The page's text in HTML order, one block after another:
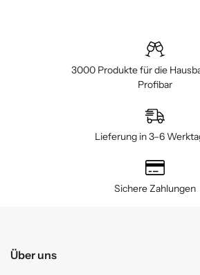
3000 Produkte für die
Profibar
Lieferung in 3–6
Sichere Zahlungen
Über uns